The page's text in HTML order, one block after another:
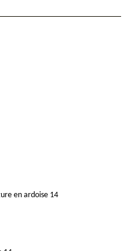
en ardoise 14